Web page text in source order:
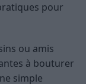
pour
ou amis
à bouturer
simple